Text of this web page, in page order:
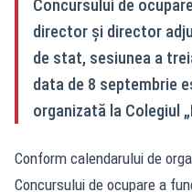
Concursului de
director și director
de stat, sesiunea a
data de 8 septembrie
organizată la Colegiul
Conform calendarului de
Concursului de ocupare a